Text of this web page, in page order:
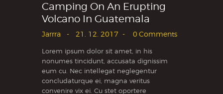
Camping On An Erupting
Volcano In Guatemala
Jarrra 21. 12. 2017 0 Comments
Lorem ipsum dolor sit amet, in his
nonumes tincidunt, accusata dignissim
eum cu. Nec intellegat neglegentur
concludaturque ei, magna veritus
convenire vix ei. Cu stet oportere